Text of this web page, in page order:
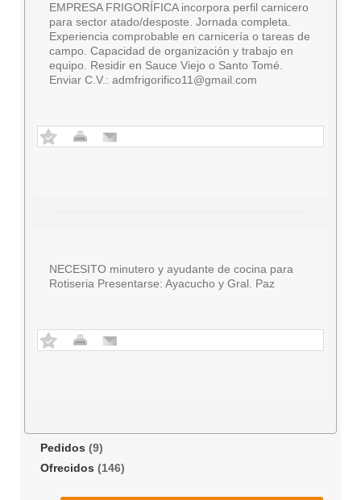
EMPRESA FRIGORÍFICA incorpora perfil carnicero
para sector atado/desposte. Jornada completa.
Experiencia comprobable en carnicería o tareas de
campo. Capacidad de organización y trabajo en
equipo. Residir en Sauce Viejo o Santo Tomé.
Enviar C.V.: admfrigorifico11@gmail.com
NECESITO minutero y ayudante de cocina para
Rotiseria Presentarse: Ayacucho y Gral. Paz
Pedidos (9)
Ofrecidos (146)